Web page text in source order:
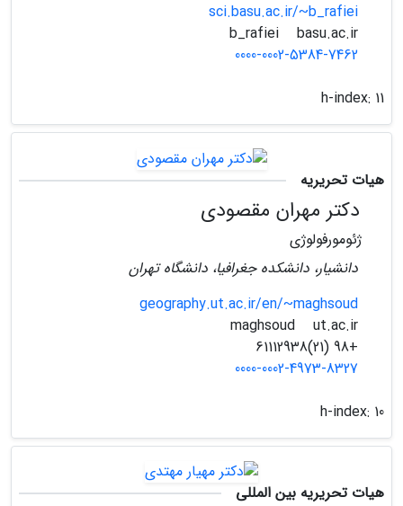
sci.basu.ac.ir/~b_rafiei
basu.ac.ir
0000-0002-5384-7462
h-index: 11
هیات تحریریه
دکتر مهران مقصودی
ژئومورفولوژی
دانشیار، دانشکده جغرافیا، دانشگاه تهران
geography.ut.ac.ir/en/~maghsoud
ut.ac.ir
+98 (21)61112938
0000-0002-4973-8327
h-index: 10
هیات تحریریه بین المللی